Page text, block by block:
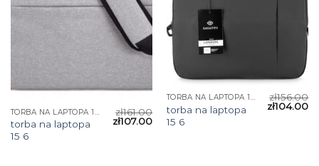
TORBA NA LAPTOPA 15 6
torba na laptopa
15 6
zł161.00
zł107.00
TORBA NA LAPTOPA 15 6
torba na laptopa
15 6
zł156.00
zł104.00